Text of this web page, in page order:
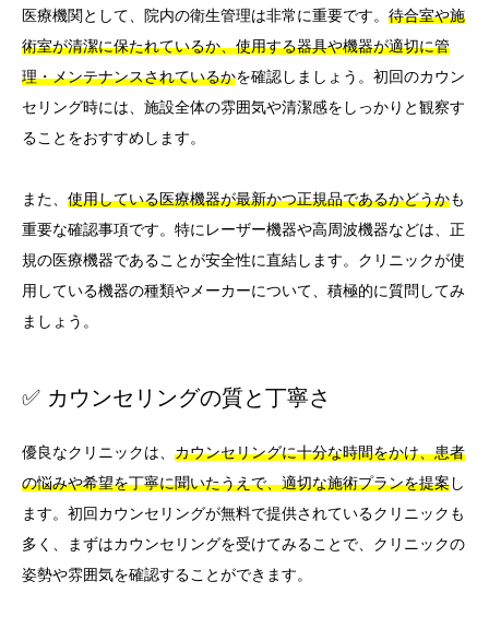
医療機関として、院内の衛生管理は非常に重要です。 待合室や施
術室が清潔に保たれているか、使用する器具や機器が適切に管
理・メンテナンスされているかを確認しましょう。初回のカウン
セリング時には、施設全体の雰囲気や清潔感をしっかりと観察す
ることをおすすめします。
また、 使用している医療機器が最新かつ正規品であるかどうかも
重要な確認事項です。特にレーザー機器や高周波機器などは、正
規の医療機器であることが安全性に直結します。クリニックが使
用している機器の種類やメーカーについて、積極的に質問してみ
ましょう。
✅ カウンセリングの質と丁寧さ
優良なクリニックは、 カウンセリングに十分な時間をかけ、患者
の悩みや希望を丁寧に聞いたうえで、適切な施術プランを提案し
ます。初回カウンセリングが無料で提供されているクリニックも
多く、まずはカウンセリングを受けてみることで、クリニックの
姿勢や雰囲気を確認することができます。